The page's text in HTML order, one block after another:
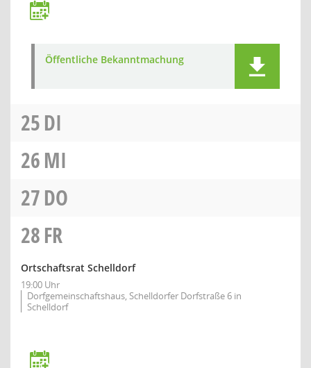
Öffentliche Bekanntmachung
25DI
26MI
27DO
28FR
Ortschaftsrat Schelldorf
19:00 Uhr
Dorfgemeinschaftshaus, Schelldorfer Dorfstraße 6 in
Schelldorf